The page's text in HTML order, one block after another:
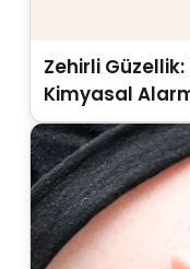
Zehirli
Kimyasal